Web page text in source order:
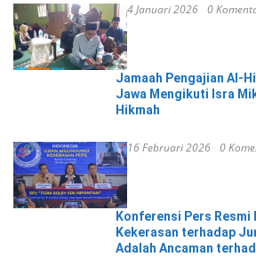
4 Januari 2026 0
Jamaah Pengajian Al-
Jawa Mengikuti Isra
Hikmah
16 Februari 2026 0
Konferensi Pers Resmi
Kekerasan terhadap
Adalah Ancaman